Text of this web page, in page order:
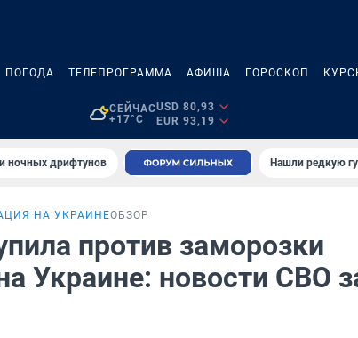
ПОГОДА ТЕЛЕПРОГРАММА АФИША ГОРОСКОП
СЕЙЧАС
+17°C
USD 80,93
EUR 93,19
ночных дрифтунов Нашли редкую
НА УКРАИНЕОБЗОР
против заморозки
Украине: новости СВО